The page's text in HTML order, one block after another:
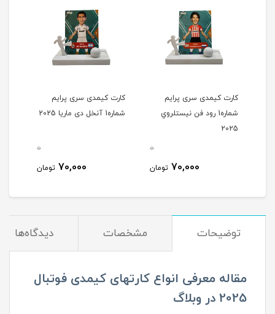
کارت کیمدی سری پرایم
شماره1 رود فن نیستلروي
2025
0
70,000 تومان
کارت کیمدی سری پرایم
شماره1 آنخل دی ماریا 2025
0
70,000 تومان
توضیحات مشخصات دیدگاه‌ها
مقاله معرفی انواع کارتهای کیمدی فوتبال
2025 در وبلاگ